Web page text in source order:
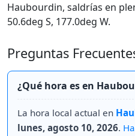
Haubourdin, saldrías en
50.6deg S, 177.0deg W.
Preguntas
¿Qué hora es en
La hora local actual en
lunes, agosto 10, 2026.